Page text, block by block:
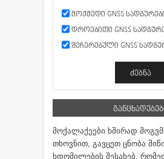
ᲛᲝᲥᲛᲔᲓᲘ GNSS
ᲓᲠᲝᲔᲑᲘᲗᲘ GNSS
ᲨᲔᲩᲔᲠᲔᲑᲣᲚᲘ GNSS
მოქალაქეები ხშირად
თხოვნით, გავცეთ ცნობა
ხდომილების შესახებ,